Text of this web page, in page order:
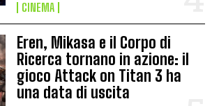
CINEMA
Eren, Mikasa e il Corpo di
Ricerca tornano in azione: il
gioco Attack on Titan 3 ha
una data di uscita